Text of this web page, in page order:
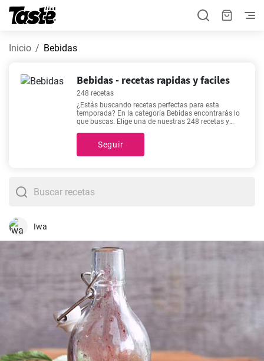
Inicio Bebidas
Bebidas - recetas rapidas y faciles
248 recetas
¿Estás buscando recetas perfectas para esta
temporada? En la categoría Bebidas encontrarás lo
que buscas. Elige una de nuestras 248 recetas y
categoría te tomará alrededor de 5 - 1440 minutos.
También puedes encontrar el tiempo de preparación
chicha venezolana
cola,Cóctel San Francisco con vodka
Seguir
Iwa